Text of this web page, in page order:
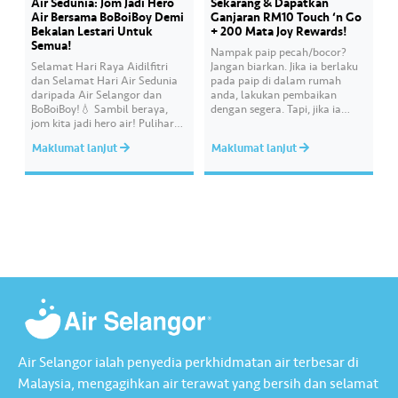
Air Sedunia: Jom Jadi Hero
Air Bersama BoBoiBoy Demi
Bekalan Lestari Untuk
Semua!
Selamat Hari Raya Aidilfitri
dan Selamat Hari Air Sedunia
daripada Air Selangor dan
BoBoiBoy!💧 Sambil beraya,
jom kita jadi hero air! Pulihara
memastikan akses bekalan air
Maklumat lanjut
Sekarang & Dapatkan
Ganjaran RM10 Touch ‘n Go
+ 200 Mata Joy Rewards!
Nampak paip pecah/bocor?
Jangan biarkan. Jika ia berlaku
pada paip di dalam rumah
anda, lakukan pembaikan
dengan segera. Tapi, jika ia
kepada kami supaya tindakan
Maklumat lanjut
Air Selangor ialah penyedia perkhidmatan air terbesar di
Malaysia, mengagihkan air terawat yang bersih dan selamat